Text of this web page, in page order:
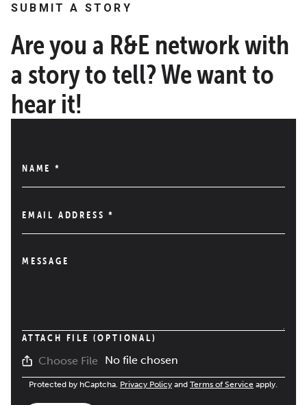
SUBMIT A STORY
Are you a R&E network with
a story to tell? We want to
hear it!
NAME *
EMAIL ADDRESS*
MESSAGE
ATTACH FILE (OPTIONAL)
Choose File No file chosen
Protected by hCaptcha. Privacy Policy and Terms of Service apply.